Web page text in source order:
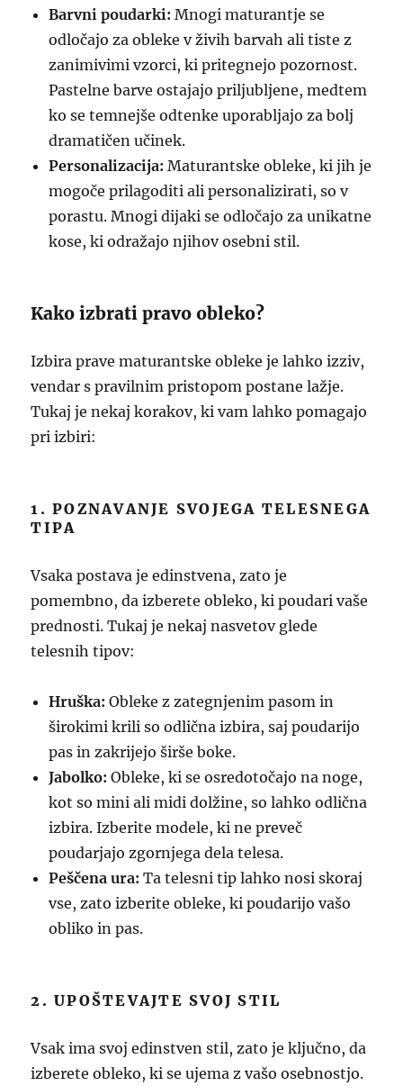
Barvni poudarki: Mnogi maturantje se
odločajo za obleke v živih barvah ali tiste z
zanimivimi vzorci, ki pritegnejo pozornost.
Pastelne barve ostajajo priljubljene, medtem
ko se temnejše odtenke uporabljajo za bolj
dramatičen učinek.
Personalizacija: Maturantske obleke, ki jih je
mogoče prilagoditi ali personalizirati, so v
porastu. Mnogi dijaki se odločajo za unikatne
kose, ki odražajo njihov osebni stil.
Kako izbrati pravo obleko?
Izbira prave maturantske obleke je lahko izziv,
vendar s pravilnim pristopom postane lažje.
Tukaj je nekaj korakov, ki vam lahko pomagajo
pri izbiri:
1. POZNAVANJE SVOJEGA TELESNEGA
TIPA
Vsaka postava je edinstvena, zato je
pomembno, da izberete obleko, ki poudari vaše
prednosti. Tukaj je nekaj nasvetov glede
telesnih tipov:
Hruška: Obleke z zategnjenim pasom in
širokimi krili so odlična izbira, saj poudarijo
pas in zakrijejo širše boke.
Jabolko: Obleke, ki se osredotočajo na noge,
kot so mini ali midi dolžine, so lahko odlična
izbira. Izberite modele, ki ne preveč
poudarjajo zgornjega dela telesa.
Peščena ura: Ta telesni tip lahko nosi skoraj
vse, zato izberite obleke, ki poudarijo vašo
obliko in pas.
2. UPOŠTEVAJTE SVOJ STIL
Vsak ima svoj edinstven stil, zato je ključno, da
izberete obleko, ki se ujema z vašo osebnostjo.